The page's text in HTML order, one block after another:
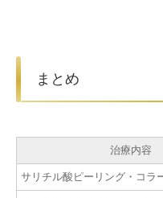
まとめ
治療内容
サリチル酸ピーリング・コラ